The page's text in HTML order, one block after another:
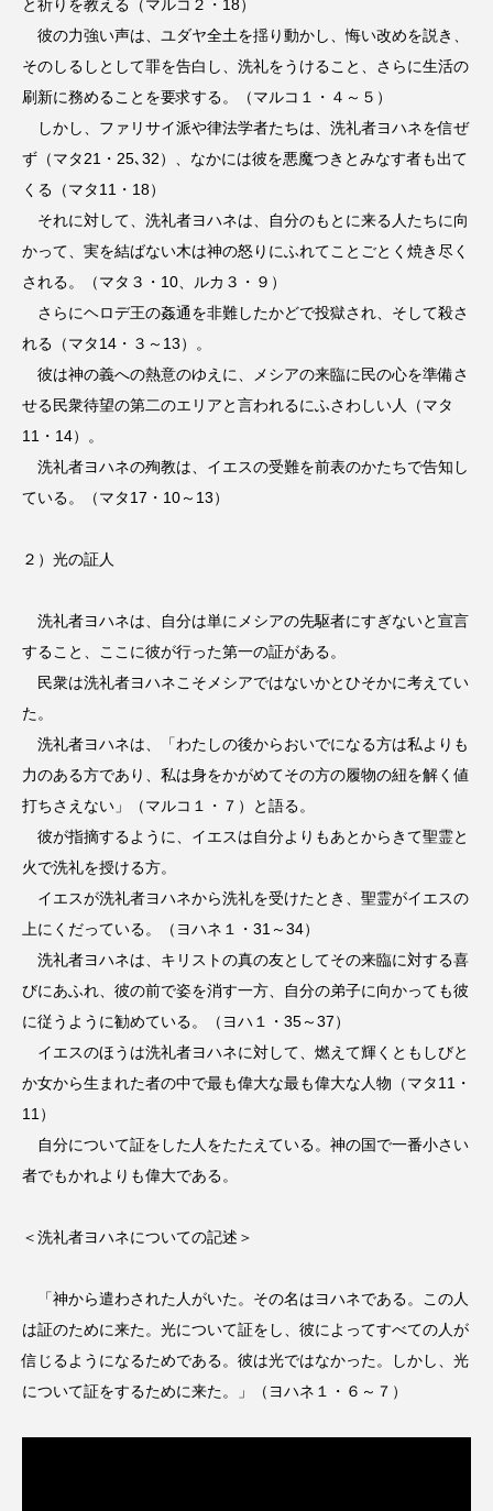
と祈りを教える（マルコ２・18）
彼の力強い声は、ユダヤ全土を揺り動かし、悔い改めを説き、
そのしるしとして罪を告白し、洗礼をうけること、さらに生活の
刷新に務めることを要求する。（マルコ１・４～５）
しかし、ファリサイ派や律法学者たちは、洗礼者ヨハネを信ぜ
ず（マタ21・25､32）、なかには彼を悪魔つきとみなす者も出て
くる（マタ11・18）
それに対して、洗礼者ヨハネは、自分のもとに来る人たちに向
かって、実を結ばない木は神の怒りにふれてことごとく焼き尽く
される。（マタ３・10、ルカ３・９）
さらにヘロデ王の姦通を非難したかどで投獄され、そして殺さ
れる（マタ14・３～13）。
彼は神の義への熱意のゆえに、メシアの来臨に民の心を準備さ
せる民衆待望の第二のエリアと言われるにふさわしい人（マタ
11・14）。
洗礼者ヨハネの殉教は、イエスの受難を前表のかたちで告知し
ている。（マタ17・10～13）
２）光の証人
洗礼者ヨハネは、自分は単にメシアの先駆者にすぎないと宣言
すること、ここに彼が行った第一の証がある。
民衆は洗礼者ヨハネこそメシアではないかとひそかに考えてい
た。
洗礼者ヨハネは、「わたしの後からおいでになる方は私よりも
力のある方であり、私は身をかがめてその方の履物の紐を解く値
打ちさえない」（マルコ１・７）と語る。
彼が指摘するように、イエスは自分よりもあとからきて聖霊と
火で洗礼を授ける方。
イエスが洗礼者ヨハネから洗礼を受けたとき、聖霊がイエスの
上にくだっている。（ヨハネ１・31～34）
洗礼者ヨハネは、キリストの真の友としてその来臨に対する喜
びにあふれ、彼の前で姿を消す一方、自分の弟子に向かっても彼
に従うように勧めている。（ヨハ１・35～37）
イエスのほうは洗礼者ヨハネに対して、燃えて輝くともしびと
か女から生まれた者の中で最も偉大な最も偉大な人物（マタ11・
11）
自分について証をした人をたたえている。神の国で一番小さい
者でもかれよりも偉大である。
＜洗礼者ヨハネについての記述＞
「神から遣わされた人がいた。その名はヨハネである。この人
は証のために来た。光について証をし、彼によってすべての人が
信じるようになるためである。彼は光ではなかった。しかし、光
について証をするために来た。」（ヨハネ１・６～７）